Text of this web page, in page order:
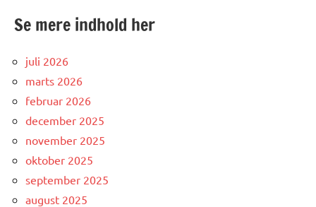
Se mere indhold her
juli 2026
marts 2026
februar 2026
december 2025
november 2025
oktober 2025
september 2025
august 2025